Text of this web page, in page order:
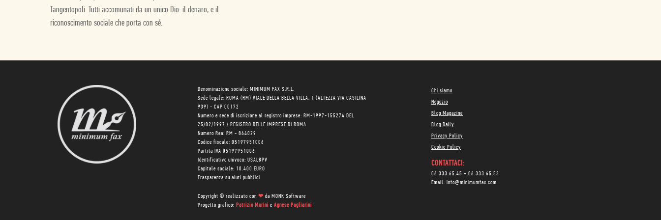
Tangentopoli. Tutti accomunati da un unico Dio: il denaro, e il
riconoscimento sociale che porta con sé.
Denominazione sociale: MINIMUM FAX S.R.L.
Sede legale: ROMA (RM) VIALE DELLA BELLA VILLA, 1 (ALTEZZA VIA CASILINA
939) - CAP 00172
Numero e sede di iscrizione al registro imprese: RM-1997-155274 DEL
25/02/1997 / REGISTRO DELLE IMPRESE DI ROMA
Numero Rea: RM - 864029
Codice fiscale: 05197951006
Partita IVA 05197951006
Identificativo univoco: USAL8PV
Capitale sociale: 10.400 EURO
Trasparenza su aiuti pubblici
Copyright © realizzato con ❤ da MONK Software
Progetto grafico: Patrizio Marini e Agnese Pagliarini
Chi siamo
Negozio
Blog Magazine
Blog Daily
Privacy Policy
Cookie Policy
CONTATTACI:
06 333.65.45 • 06 333.65.53
Email: info@minimumfax.com